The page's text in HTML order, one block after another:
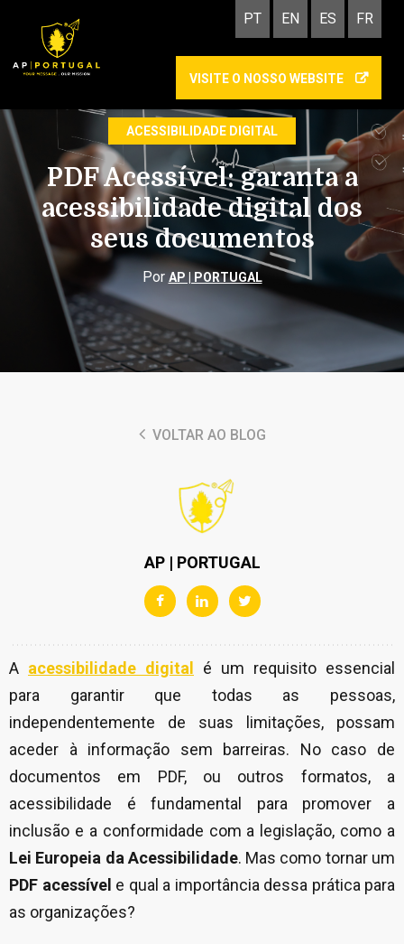
PT EN ES FR
VISITE O NOSSO WEBSITE
ACESSIBILIDADE DIGITAL
PDF Acessível: garanta a
acessibilidade digital dos
seus documentos
Por AP | PORTUGAL
VOLTAR AO BLOG
AP | PORTUGAL
A acessibilidade digital
é um requisito essencial
para garantir que todas as pessoas,
independentemente de suas limitações, possam
aceder à informação sem barreiras. No caso de
documentos em PDF, ou outros formatos, a
acessibilidade é fundamental para promover a
inclusão e a conformidade com a legislação, como a
Lei Europeia da Acessibilidade. Mas como tornar um
PDF acessível e qual a importância dessa prática para
as organizações?